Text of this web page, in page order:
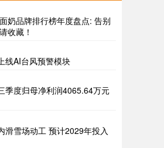
奶品牌排行榜年度盘点: 告别
收藏！
线AI台风预警模块
季度归母净利润4065.64万元
滑雪场动工 预计2029年投入